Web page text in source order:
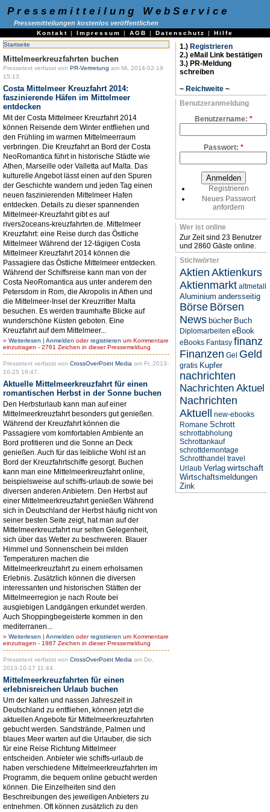
Pressemitteilung WebService
Pressemitteilungen kostenlos veröffentlichen
Kontakt | Impressum | AGB | Datenschutz | Hilfe
Startseite
Mittelmeerkreuzfahrten buchen
Pressetext verfasst von PR-Vertretung am Mi, 2014-02-19
15:13.
Costa Mittelmeer Kreuzfahrt 2014:
faszinierende Häfen im Mittelmeer
entdecken
Mit der Costa Mittelmeer Kreuzfahrt 2014
können Reisende dem Winter entfliehen und
den Frühling im warmen Mittelmeerraum
verbringen. Die Kreuzfahrt an Bord der Costa
NeoRomantica führt in historische Städte wie
Athen, Marseille oder Valletta auf Malta. Das
kulturelle Angebot lässt einen auf den Spuren
der Geschichte wandern und jeden Tag einen
neuen faszinierenden Mittelmeer Hafen
entdecken. Details zu dieser spannenden
Mittelmeer-Kreuzfahrt gibt es auf
rivers2oceans-kreuzfahrten.de. Mittelmeer
Kreuzfahrt: eine Reise durch das Östliche
Mittelmeer Während der 12-tägigen Costa
Mittelmeer Kreuzfahrt 2014 können die
Passagiere das Östliche Mittelmeer entdecken.
Während der Schiffsreise kann man von der
Costa NeoRomantica aus unter anderem den
Petersdom in Rom, die Akropolis in Athen und
die Mittelmeer-Insel der Kreuzritter Malta
besuchen. Es werden traumhafte Blicke auf
wunderschöne Küsten geboten. Eine
Kreuzfahrt auf dem Mittelmeer...
» Weiterlesen | Anmelden oderregistrieren um Kommentare
einzutragen - 2761 Zeichen in dieser Pressemeldung
Pressetext verfasst von CrossOverPoint Media am Fr, 2013-
10-25 16:47.
Aktuelle Mittelmeerkreuzfahrt für einen
romantischen Herbst in der Sonne buchen
Den Herbsturlaub kann man auf einer
Mittelmeerkreuzfahrt besonders gut genießen.
Während der Kreuzfahrt können die
Passagiere vom komfortablen Ambiente an
Bord profitieren und die Sonne an Deck
genießen. Auch für das leibliche Wohl ist an
Bord der Kreuzfahrtschiffe gesorgt. Buchen
kann man eine Mittelmeerkreuzfahrt online,
beispielsweise auf schiffs-urlaub.de sowie bei
diversen anderen Anbietern. Den Herbst auf
einer Mittelmeerkreuzfahrt genießen Während
sich in Deutschland der Herbst häufig nicht von
seiner besten Seite zeigt, hat man auf der
Mittelmeerkreuzfahrt nur selten Gelegenheit,
sich über das Wetter zu beschweren. Blauer
Himmel und Sonnenschein bei milden
Temperaturen machen die
Mittelmeerkreuzfahrt zu einem erholsamen
Erlebnis. Zusätzlich können die diversen
interessanten und historischen Stätten der
Mittelmeerregion je nach Route bei
ausgiebigen Landgängen erkundet werden.
Auch Shoppingbegeisterte kommen in den
mediterranen...
» Weiterlesen | Anmelden oderregistrieren um Kommentare
einzutragen - 1987 Zeichen in dieser Pressemeldung
Pressetext verfasst von CrossOverPoint Media am Do,
2013-10-17 11:44.
Mittelmeerkreuzfahrten für einen
erlebnisreichen Urlaub buchen
Um der kalten und nassen Jahreszeit in
Deutschland zu entfliehen, können jetzt die
aktuellen Angebote für Mittelmeerkreuzfahrten
gebucht werden. Sandstrände, Palmen und
blaues Meer warten auf die Urlauber, die sich
für eine Reise Richtung Mittelmeer
entscheiden. Anbieter wie schiffs-urlaub.de
haben verschiedene Mittelmeerkreuzfahrten im
Programm, die bequem online gebucht werden
können. Die Einzelheiten sind den
Beschreibungen des jeweiligen Anbieters zu
entnehmen. Oft können zusätzlich zu den
1.) Registrieren
2.) eMail Link bestätigen
3.) PR-Meldung
schreiben
~ Reichweite ~
Benutzeranmeldung
Benutzername: *
Passwort: *
Registrieren
Neues Passwort
anfordern
Wer ist online
Zur Zeit sind 23 Benutzer
und 2860 Gäste online.
Stichwörter
Aktien Aktienkurs
Aktienmarkt altmetall
Aluminium andersseitig
Börse Börsen
News bücher Buch
Diplomarbeiten eBook
eBooks Fantasy finanz
Finanzen Gel Geld
gratis Kupfer
nachrichten
Nachrichten Aktuel
Nachrichten
Aktuell
new-ebooks
Romane Schrott
schrottabholung
Schrottankauf
schrottdemontage
Schrotthandel travel
Urlaub Verlag wirtschaft
Wirtschaftsmeldungen
Zink